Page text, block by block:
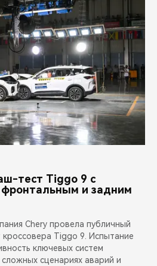
тест Tiggo 9 с
и задним
Chery провела публичный
Tiggo 9. Испытание
ключевых систем
сценариях аварий и